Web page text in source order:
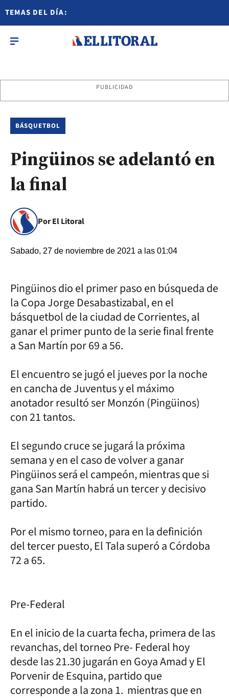
TEMAS DEL DÍA:
PUBLICIDAD
BÁSQUETBOL
Pingüinos se adelantó en
la final
Por El Litoral
Sabado, 27 de noviembre de 2021 a las 01:04
Pingüinos dio el primer paso en búsqueda de
la Copa Jorge Desabastizabal, en el
básquetbol de la ciudad de Corrientes, al
ganar el primer punto de la serie final frente
a San Martín por 69 a 56.
El encuentro se jugó el jueves por la noche
en cancha de Juventus y el máximo
anotador resultó ser Monzón (Pingüinos)
con 21 tantos.
El segundo cruce se jugará la próxima
semana y en el caso de volver a ganar
Pingüinos será el campeón, mientras que si
gana San Martín habrá un tercer y decisivo
partido.
Por el mismo torneo, para en la definición
del tercer puesto, El Tala superó a Córdoba
72 a 65.
Pre-Federal
En el inicio de la cuarta fecha, primera de las
revanchas, del torneo Pre- Federal hoy
desde las 21.30 jugarán en Goya Amad y El
Porvenir de Esquina, partido que
corresponde a la zona 1. mientras que en